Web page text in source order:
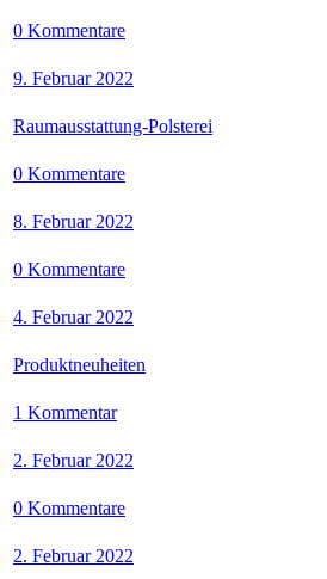
0 Kommentare
9. Februar 2022
Raumausstattung-Polsterei
0 Kommentare
8. Februar 2022
0 Kommentare
4. Februar 2022
Produktneuheiten
1 Kommentar
2. Februar 2022
0 Kommentare
2. Februar 2022